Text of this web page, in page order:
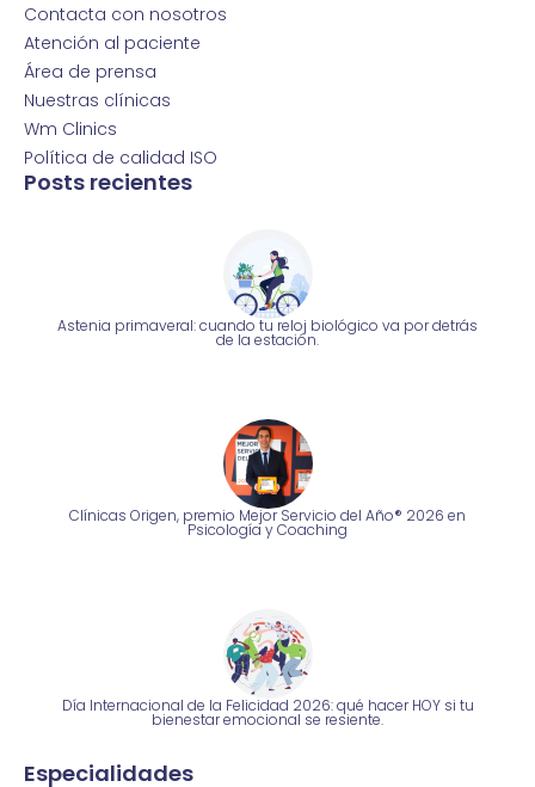
Contacta con nosotros
Atención al paciente
Área de prensa
Nuestras clínicas
Wm Clinics
Política de calidad ISO
Posts recientes
Astenia primaveral: cuando tu reloj biológico va por detrás
de la estación.
Clínicas Origen, premio Mejor Servicio del Año® 2026 en
Psicología y Coaching
Día Internacional de la Felicidad 2026: qué hacer HOY si tu
bienestar emocional se resiente.
Especialidades